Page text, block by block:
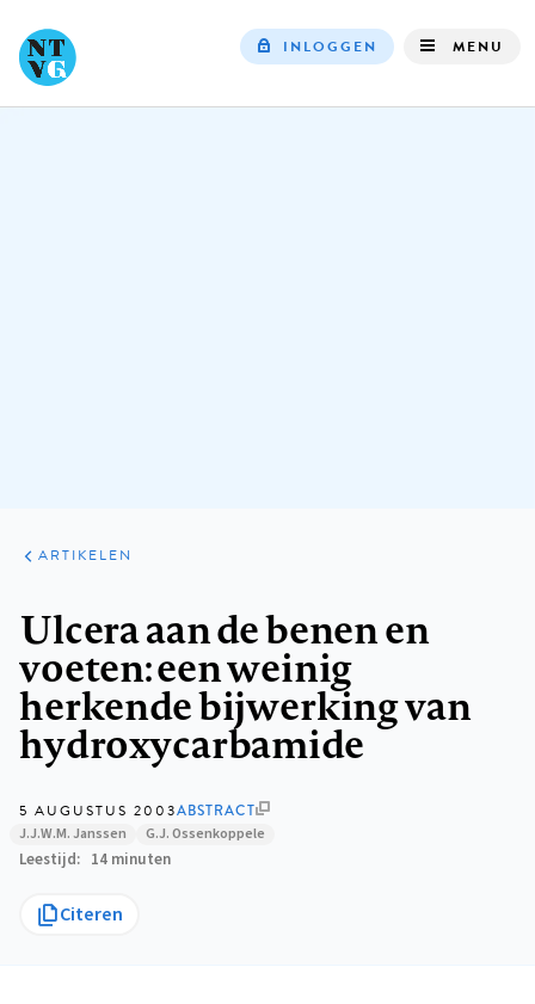
INLOGGEN MENU
ARTIKELEN
Ulcera aan de benen en
voeten: een weinig
herkende bijwerking van
hydroxycarbamide
5 AUGUSTUS 2003ABSTRACT
J.J.W.M. Janssen
G.J. Ossenkoppele
Leestijd 14 minuten
Citeren